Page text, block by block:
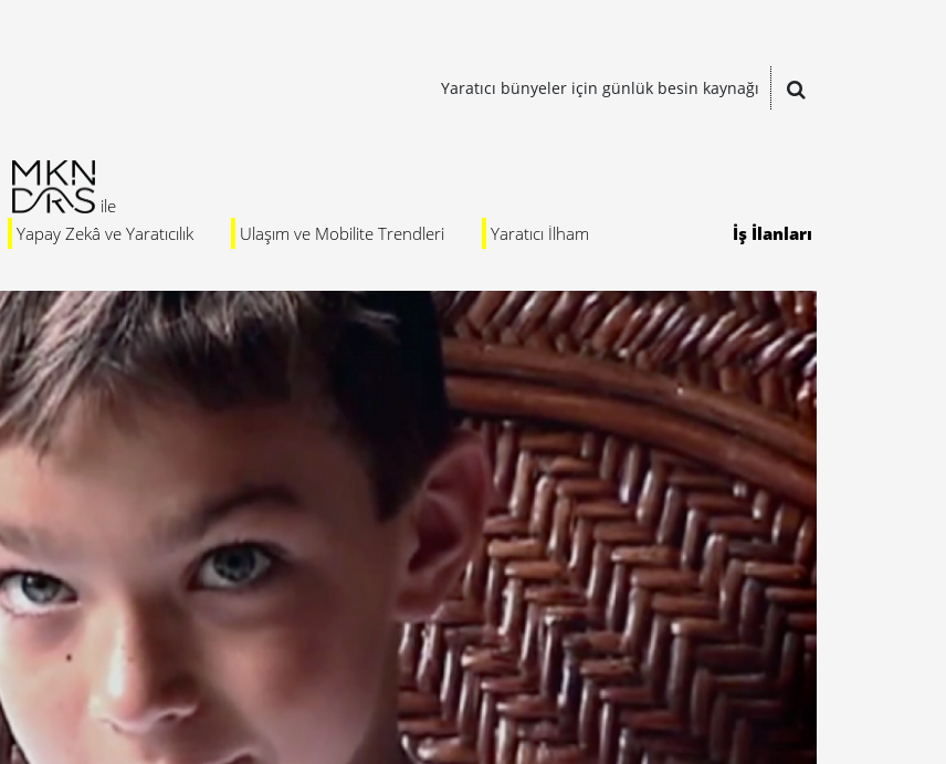
Yaratıcı bünyeler için günlük besin kaynağı
Yapay Zekâ ve Yaratıcılık Ulaşım ve Mobilite Trendleri Yaratıcı İlham İş İlanları